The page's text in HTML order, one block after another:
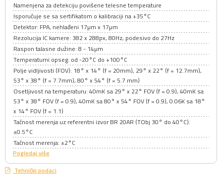
Namenjena za detekciju povišene telesne temperature
Isporučuje se sa sertifikatom o kalibraciji na +35°C
Detektor: FPA, nehlađeni 17µm x 17µm
Rezolucija IC kamere: 382 x 288px, 80Hz, podesivo do 27Hz
Raspon talasne dužine: 8 - 14µm
Temperaturni opseg: od -20°C do +100°C
Polje vidljivosti (FOV): 18° x 14° (f = 20mm), 29° x 22° (f = 12.7mm),
53° x 38° (f = 7.7mm), 80° x 54° (f = 5.7 mm)
Osetljivost na temperaturu: 40mK sa 29° x 22° FOV (f = 0.9), 40mK sa
53° x 38° FOV (f = 0.9), 40mK sa 80° x 54° FOV (f = 0.9), 0.06K sa 18°
x 14° FOV (f = 1.1)
Tačnost merenja uz referentni izvor BR 20AR (TObj 30° do 40°C):
±0.5°C
Tačnost merenja: ±2°C
Pogledaj više
Tehnički podaci